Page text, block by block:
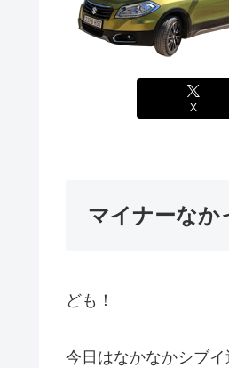
X
マイナーなか
ども！
今日はなかなかシブ